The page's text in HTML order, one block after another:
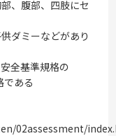
、腹部、四肢にセ
ダミーなどがあり
全基準規格の
である
02assessment/